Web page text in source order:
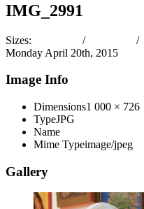
IMG_2991
Sizes: / /
Monday April 20th, 2015
Image Info
Dimensions1 000 × 726
TypeJPG
Name
Mime Typeimage/jpeg
Gallery